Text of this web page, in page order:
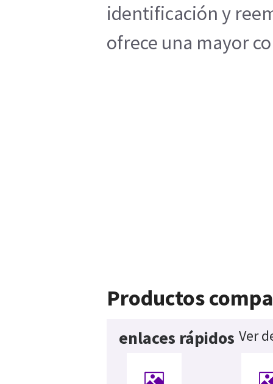
identificación y
ofrece una mayor
Productos
enlaces rápidos Ver